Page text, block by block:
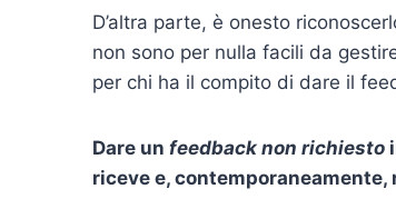
D’altra parte, è onesto
non sono per nulla facili da
per chi ha il compito di dare il
Dare un feedback non richiesto
riceve e,